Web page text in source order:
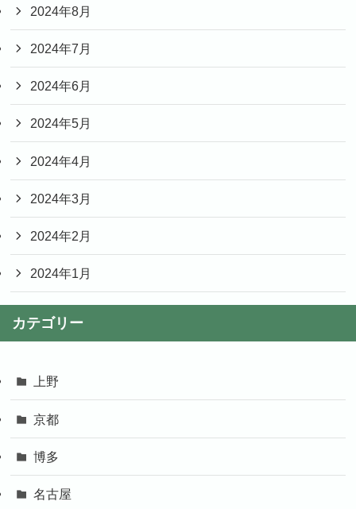
2024年8月
2024年7月
2024年6月
2024年5月
2024年4月
2024年3月
2024年2月
2024年1月
カテゴリー
上野
京都
博多
名古屋